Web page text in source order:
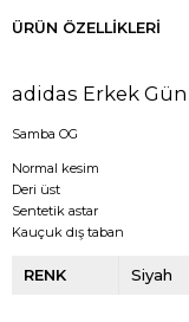
ÜRÜN ÖZELLIKLERI
adidas Erkek
Samba OG
Normal kesim
Deri üst
Sentetik astar
Kauçuk dış taban
RENK Siyah